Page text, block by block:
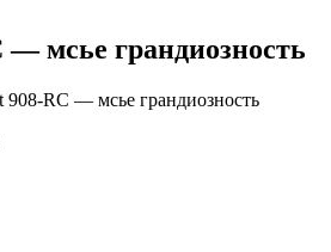
— мсье грандиозность
908-RC — мсье грандиозность